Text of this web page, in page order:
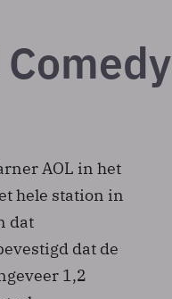
AOL in het
hele station in
dat
dat de
1,2